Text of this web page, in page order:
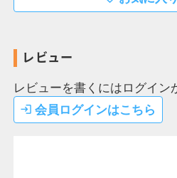
レビュー
レビューを書くにはログイン
login 会員ログインはこちら